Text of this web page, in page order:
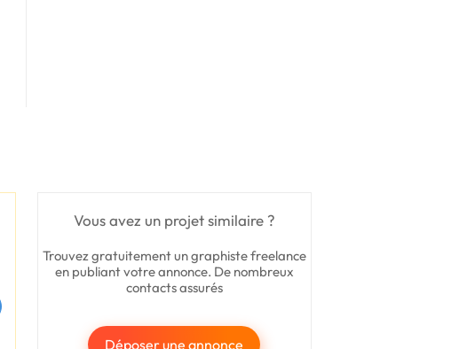
Vous avez un projet similaire ?
Trouvez gratuitement un graphiste freelance
en publiant votre annonce. De nombreux
contacts assurés
Déposer une annonce